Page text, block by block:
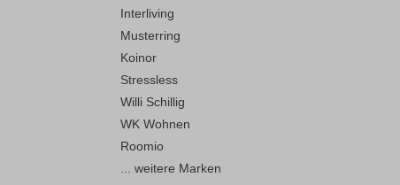
Interliving
Musterring
Koinor
Stressless
Willi Schillig
WK Wohnen
Roomio
... weitere Marken